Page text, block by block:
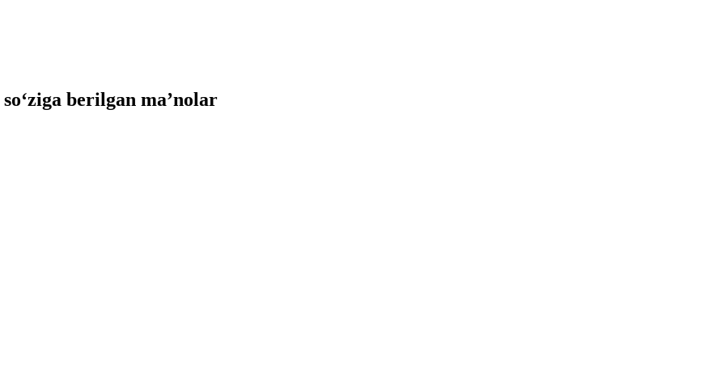
berilgan ma’nolar